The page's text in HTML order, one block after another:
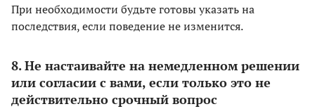
При необходимости будьте готовы указать на
последствия, если поведение не изменится.
8. Не настаивайте на немедленном решении
или согласии с вами, если только это не
действительно срочный вопрос